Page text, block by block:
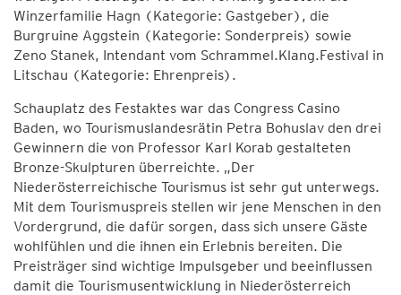
Winzerfamilie Hagn (Kategorie: Gastgeber), die
Burgruine Aggstein (Kategorie: Sonderpreis) sowie
Zeno Stanek, Intendant vom Schrammel.Klang.Festival in
Litschau (Kategorie: Ehrenpreis).
Schauplatz des Festaktes war das Congress Casino
Baden, wo Tourismuslandesrätin Petra Bohuslav den drei
Gewinnern die von Professor Karl Korab gestalteten
Bronze-Skulpturen überreichte. „Der
Niederösterreichische Tourismus ist sehr gut unterwegs.
Mit dem Tourismuspreis stellen wir jene Menschen in den
Vordergrund, die dafür sorgen, dass sich unsere Gäste
wohlfühlen und die ihnen ein Erlebnis bereiten. Die
Preisträger sind wichtige Impulsgeber und beeinflussen
damit die Tourismusentwicklung in Niederösterreich